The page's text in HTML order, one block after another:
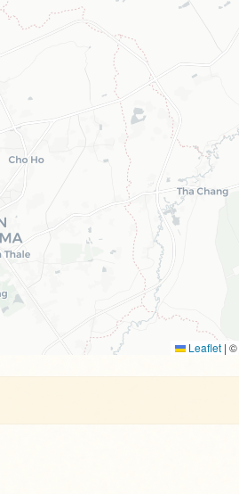
Leaflet | ©